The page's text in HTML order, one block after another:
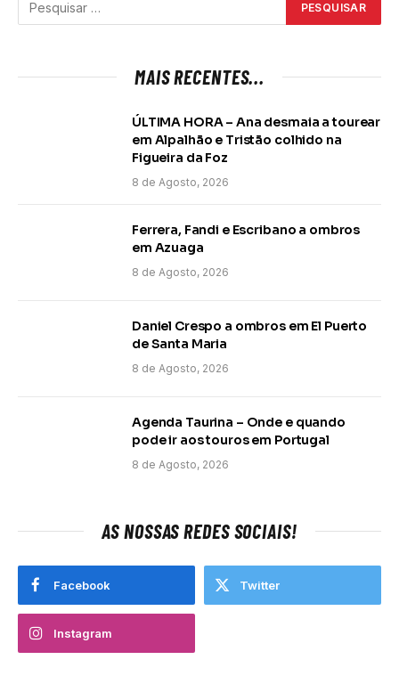
MAIS RECENTES...
ÚLTIMA HORA – Ana desmaia a tourear
em Alpalhão e Tristão colhido na
Figueira da Foz
8 de Agosto, 2026
Ferrera, Fandi e Escribano a ombros
em Azuaga
8 de Agosto, 2026
Daniel Crespo a ombros em El Puerto
de Santa Maria
8 de Agosto, 2026
Agenda Taurina – Onde e quando
pode ir aos touros em Portugal
8 de Agosto, 2026
AS NOSSAS REDES SOCIAIS!
Facebook Twitter
Instagram